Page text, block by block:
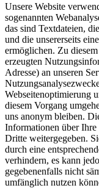
Unsere Website
sogenannten
das sind Textdateien,
und die unsererseits
ermöglichen. Zu
erzeugten
Adresse) an unseren
Webseitenoptimierung
diesem Vorgang
uns anonym bleiben.
Informationen über Ihre
Dritte weitergegeben.
durch eine
verhindern, es kann
gegebenenfalls nicht
umfänglich nutzen